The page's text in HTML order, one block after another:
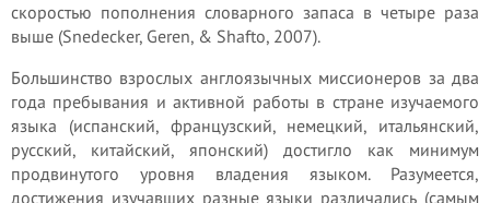
скоростью пополнения словарного запаса в четыре раза
выше (Snedecker, Geren, & Shafto, 2007).
Большинство взрослых англоязычных миссионеров за два
года пребывания и активной работы в стране изучаемого
языка (испанский, французский, немецкий, итальянский,
русский, китайский, японский) достигло как минимум
продвинутого уровня владения языком. Разумеется,
достижения изучавших разные языки различались (самым